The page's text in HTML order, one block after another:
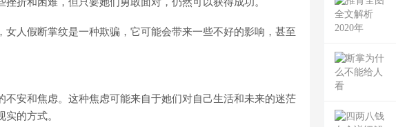
人假断掌纹是一种欺骗，它可能会带来一些不好的影响，甚至
安和焦虑。这种焦虑可能来自于她们对自己生活和未来的迷茫
的方式。